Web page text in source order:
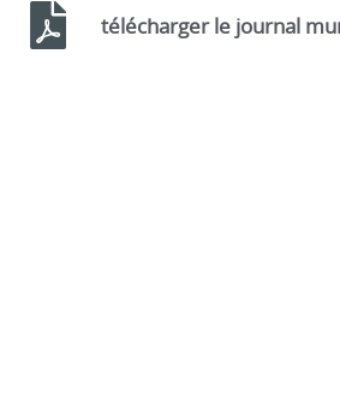
télécharger le journal